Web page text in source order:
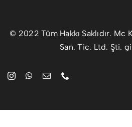
© 2022 Tüm Hakkı Saklıdır. Mc
San. Tic. Ltd. Şti.